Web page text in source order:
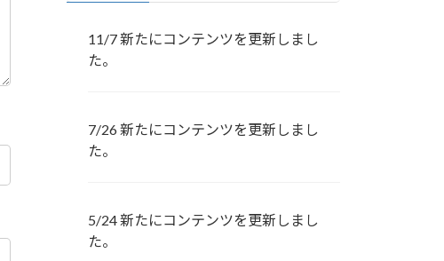
11/7 新たにコンテンツを更新しまし
た。
7/26 新たにコンテンツを更新しまし
た。
5/24 新たにコンテンツを更新しまし
た。